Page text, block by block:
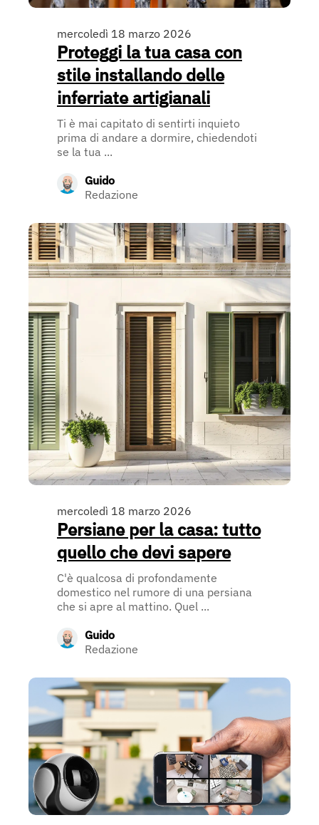
mercoledì 18 marzo 2026
Proteggi la tua casa con
stile installando delle
inferriate artigianali
Ti è mai capitato di sentirti inquieto
prima di andare a dormire, chiedendoti
se la tua ...
Guido
Redazione
mercoledì 18 marzo 2026
Persiane per la casa: tutto
quello che devi sapere
C'è qualcosa di profondamente
domestico nel rumore di una persiana
che si apre al mattino. Quel ...
Guido
Redazione